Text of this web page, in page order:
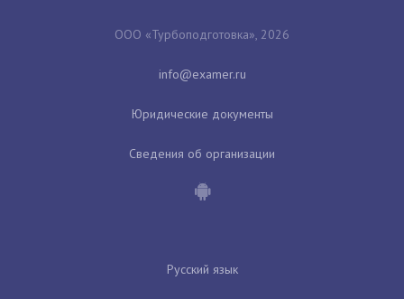
ООО «Турбоподготовка», 2026
Юридические документы
Сведения об организации
Русский язык